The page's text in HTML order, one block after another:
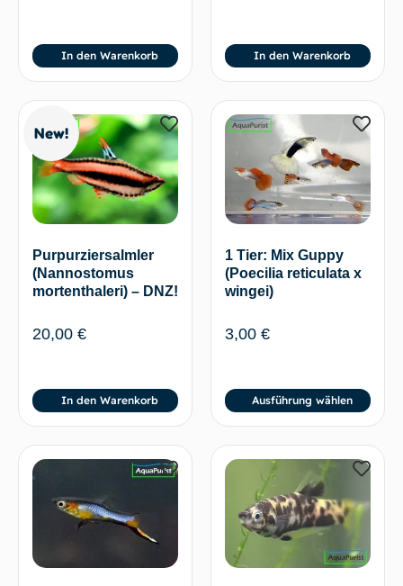
In den Warenkorb In den Warenkorb
New!
Purpurziersalmler
(Nannostomus
mortenthaleri) – DNZ!
20,00 €
In den Warenkorb
1 Tier: Mix Guppy
(Poecilia reticulata x
wingei)
3,00 €
Ausführung wählen